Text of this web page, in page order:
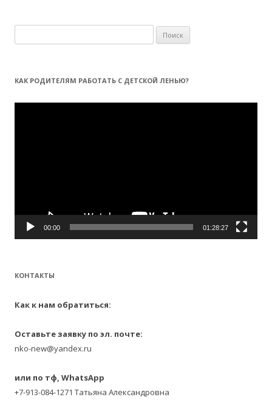
а
т
:
КАК РОДИТЕЛЯМ РАБОТАТЬ С ДЕТСКОЙ ЛЕНЬЮ?
Видеоплеер
00:00 01:28:27
КОНТАКТЫ
Как к нам обратиться:
Оставьте заявку по эл. почте:
nko-new@yandex.ru
или по тф, WhatsApp
+7-913-084-1271 Татьяна Александровна